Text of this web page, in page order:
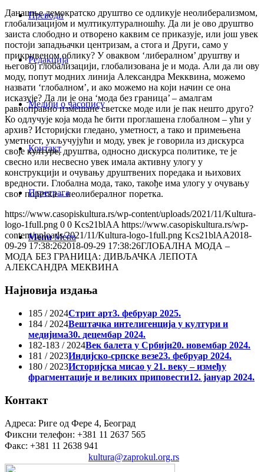
Преводи
Редакција
Медији о часопису
Контакт
Птретрага
Menu Menu
Данашње демократско друштво се одликује неолиберализмом,
глобализацијом и мултикултуралношћу. Да ли је ово друштво
заиста слободно и отворено каквим се приказује, или још увек
постоји западњачки центризам, а стога и Други, само у
прикривеном облику? У оваквом ‘либералном’ друштву и
његовој глобализацији, глобализована је и мода. Али да ли ову
моду, попут модних линија Александра Мекквина, можемо
назвати ‘глобалном’, и ако можемо на који начин се она
исказује? Да ли је она ‘мода без граница’ – амалгам
равноправно измешане светске моде или је пак нешто друго?
Ко одлучује која мода ће бити проглашена глобалном – ући у
архив? Историјски гледано, уметност, а тако и примењена
уметност, укључујући и моду, увек је говорила из дискурса
своје културе, друштва, односно дискурса политике, те је
свесно или несвесно увек имала активну улогу у
конструкцији и очувању друштвених поредака и њихових
вредности. Глобална мода, тако, такође има улогу у очувању
свог поретка – неолибералног поретка.
https://www.casopiskultura.rs/wp-content/uploads/2021/11/Kultura-
logo-1full.png 0 0 Kcs21blAA https://www.casopiskultura.rs/wp-
content/uploads/2021/11/Kultura-logo-1full.png Kcs21blAA2018-
09-29 17:38:262018-09-29 17:38:26ГЛОБАЛНА МОДА –
МОДА БЕЗ ГРАНИЦА: ДИВЉАЧКА ЛЕПОТА
АЛЕКСАНДРА МЕКВИНА
Најновија издања
185 / 2024Стрит арт3. фебруар 2025.
184 / 2024Вештачка интелигенција у култури и
медијима30. децембар 2024.
182-183 / 2024Век балета у Србији20. новембар 2024.
181 / 2023Индијско-српске везе23. фебруар 2024.
180 / 2023Историјска мисао у 21. веку – између
фрагментације и великих приповести12. јануар 2024.
Контакт
Адреса: Риге од Фере 4, Београд
Фиксни телефон: +381 11 2637 565
Факс: +381 11 2638 941
kultura@zaprokul.org.rs